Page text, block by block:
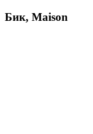
Бик, Maison